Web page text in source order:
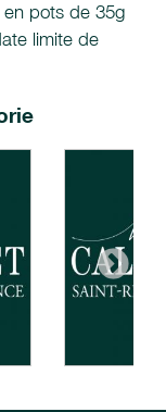
pots de 35g
limite de